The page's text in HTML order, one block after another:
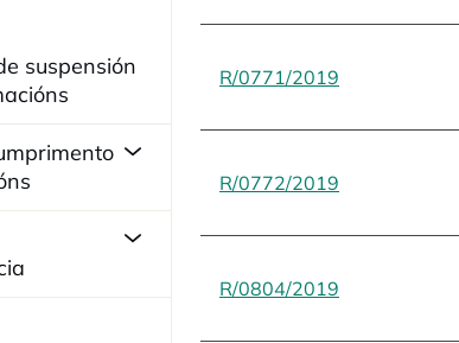
suspensión
R/0771/2019 opens in a
R/0772/2019 opens in a
R/0804/2019 opens in a